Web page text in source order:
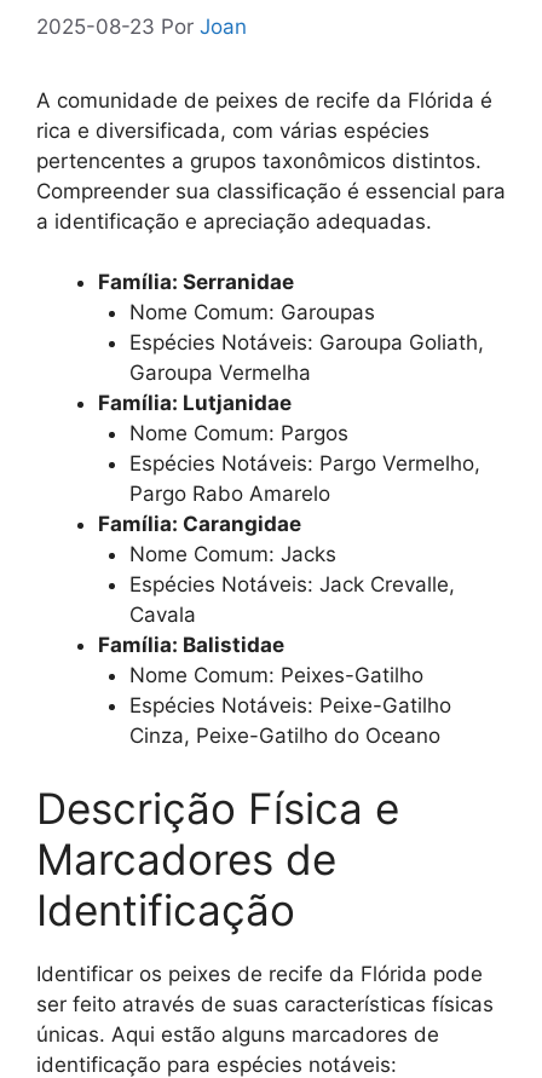
2025-08-23 Por Joan
A comunidade de peixes de recife da Flórida é
rica e diversificada, com várias espécies
pertencentes a grupos taxonômicos distintos.
Compreender sua classificação é essencial para
a identificação e apreciação adequadas.
Família: Serranidae
Nome Comum: Garoupas
Espécies Notáveis: Garoupa Goliath,
Garoupa Vermelha
Família: Lutjanidae
Nome Comum: Pargos
Espécies Notáveis: Pargo Vermelho,
Pargo Rabo Amarelo
Família: Carangidae
Nome Comum: Jacks
Espécies Notáveis: Jack Crevalle,
Cavala
Família: Balistidae
Nome Comum: Peixes-Gatilho
Espécies Notáveis: Peixe-Gatilho
Cinza, Peixe-Gatilho do Oceano
Descrição Física e
Marcadores de
Identificação
Identificar os peixes de recife da Flórida pode
ser feito através de suas características físicas
únicas. Aqui estão alguns marcadores de
identificação para espécies notáveis: